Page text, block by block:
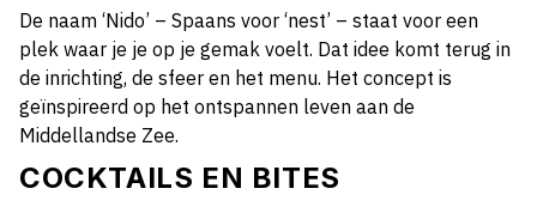
De naam ‘Nido’ – Spaans voor ‘nest’ – staat voor een
plek waar je je op je gemak voelt. Dat idee komt terug in
de inrichting, de sfeer en het menu. Het concept is
geïnspireerd op het ontspannen leven aan de
Middellandse Zee.
COCKTAILS EN BITES